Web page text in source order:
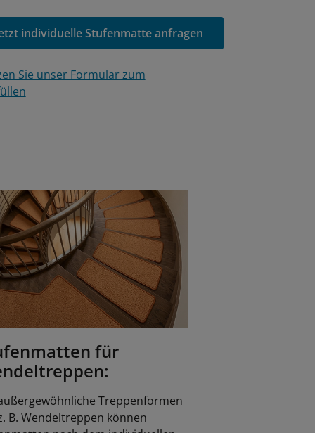
individuelle Stufenmatte anfragen
Sie unser Formular zum
für
Treppenformen
B. Wendeltreppen können